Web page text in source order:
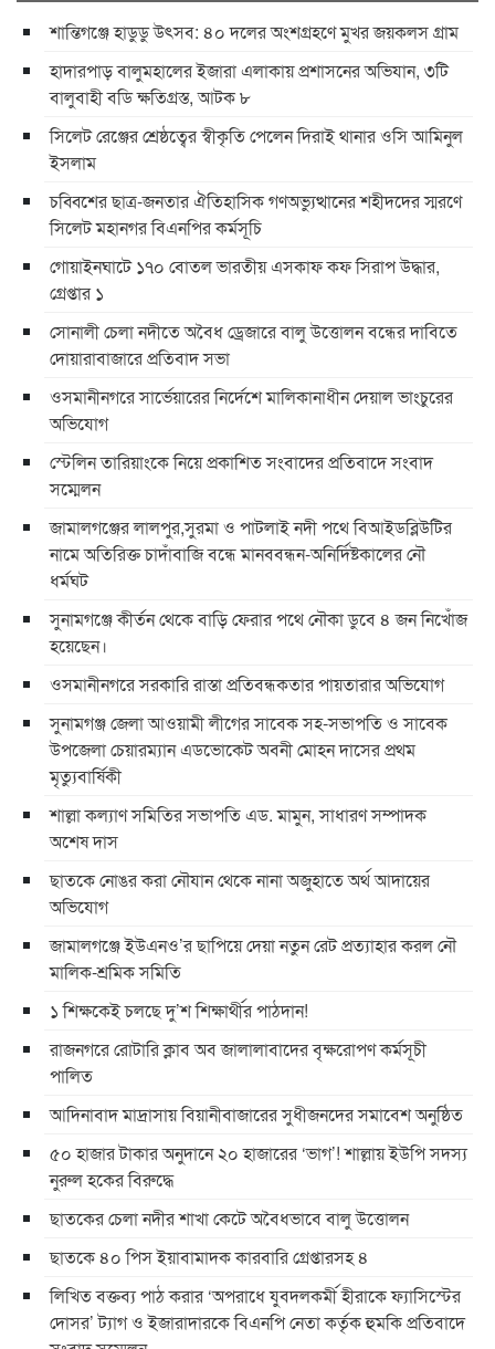
শান্তিগঞ্জে হাডুডু উৎসব: ৪০ দলের অংশগ্রহণে মুখর জয়কলস গ্রাম
হাদারপাড় বালুমহালের ইজারা এলাকায় প্রশাসনের অভিযান, ৩টি
বালুবাহী বডি ক্ষতিগ্রস্ত, আটক ৮
সিলেট রেঞ্জের শ্রেষ্ঠত্বের স্বীকৃতি পেলেন দিরাই থানার ওসি আমিনুল
ইসলাম
চব্বিশের ছাত্র-জনতার ঐতিহাসিক গণঅভ্যুত্থানের শহীদদের স্মরণে
সিলেট মহানগর বিএনপির কর্মসূচি
গোয়াইনঘাটে ১৭০ বোতল ভারতীয় এসকাফ কফ সিরাপ উদ্ধার,
গ্রেপ্তার ১
সোনালী চেলা নদীতে অবৈধ ড্রেজারে বালু উত্তোলন বন্ধের দাবিতে
দোয়ারাবাজারে প্রতিবাদ সভা
ওসমানীনগরে সার্ভেয়ারের নির্দেশে মালিকানাধীন দেয়াল ভাংচুরের
অভিযোগ
স্টেলিন তারিয়াংকে নিয়ে প্রকাশিত সংবাদের প্রতিবাদে সংবাদ
সম্মেলন
জামালগঞ্জের লালপুর,সুরমা ও পাটলাই নদী পথে বিআইডব্লিউটির
নামে অতিরিক্ত চাদাঁবাজি বন্ধে মানববন্ধন-অনির্দিষ্টকালের নৌ
ধর্মঘট
সুনামগঞ্জে কীর্তন থেকে বাড়ি ফেরার পথে নৌকা ডুবে ৪ জন নিখোঁজ
হয়েছেন।
ওসমানীনগরে সরকারি রাস্তা প্রতিবন্ধকতার পায়তারার অভিযোগ
সুনামগঞ্জ জেলা আওয়ামী লীগের সাবেক সহ-সভাপতি ও সাবেক
উপজেলা চেয়ারম্যান এডভোকেট অবনী মোহন দাসের প্রথম
মৃত্যুবার্ষিকী
শাল্লা কল্যাণ সমিতির সভাপতি এড. মামুন, সাধারণ সম্পাদক
অশেষ দাস
ছাতকে নোঙর করা নৌযান থেকে নানা অজুহাতে অর্থ আদায়ের
অভিযোগ
জামালগঞ্জে ইউএনও’র ছাপিয়ে দেয়া নতুন রেট প্রত্যাহার করল নৌ
মালিক-শ্রমিক সমিতি
১ শিক্ষকেই চলছে দু’শ শিক্ষার্থীর পাঠদান!
রাজনগরে রোটারি ক্লাব অব জালালাবাদের বৃক্ষরোপণ কর্মসূচী
পালিত
আদিনাবাদ মাদ্রাসায় বিয়ানীবাজারের সুধীজনদের সমাবেশ অনুষ্ঠিত
৫০ হাজার টাকার অনুদানে ২০ হাজারের ‘ভাগ’! শাল্লায় ইউপি সদস্য
নুরুল হকের বিরুদ্ধে
ছাতকের চেলা নদীর শাখা কেটে অবৈধভাবে বালু উত্তোলন
ছাতকে ৪০ পিস ইয়াবামাদক কারবারি গ্রেপ্তারসহ ৪
লিখিত বক্তব্য পাঠ করার ‘অপরাধে যুবদলকর্মী হীরাকে ফ্যাসিস্টের
দোসর’ ট্যাগ ও ইজারাদারকে বিএনপি নেতা কর্তৃক হুমকি প্রতিবাদে